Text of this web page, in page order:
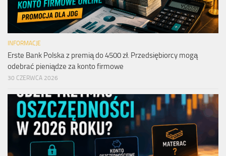
INFORMACJE
Erste Bank Polska z premią do 4500 zł. Przedsiębiorcy mogą
odebrać pieniądze za konto firmowe
30 CZERWCA 2026